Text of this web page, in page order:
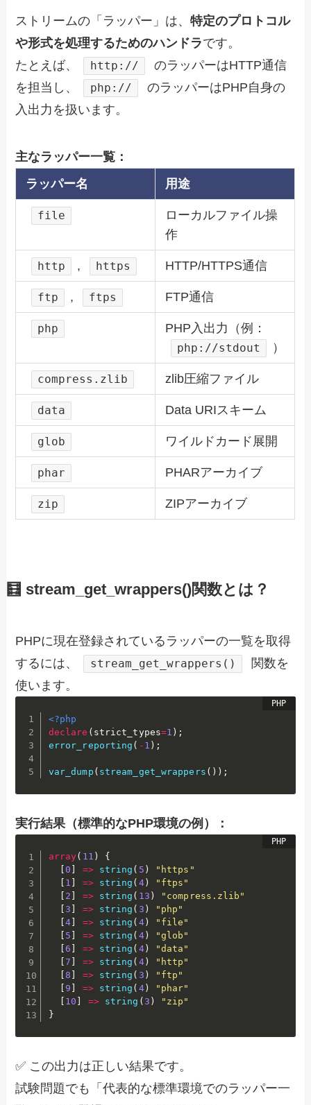
ストリームの「ラッパー」は、特定のプロトコル
や形式を処理するためのハンドラです。
たとえば、
http://
のラッパーはHTTP通信
を担当し、
php://
のラッパーはPHP自身の
入出力を扱います。
主なラッパー一覧：
ラッパー名
用途
file
ローカルファイル操
作
http , https HTTP/HTTPS通信
ftp , ftps FTP通信
php PHP入出力（例：
php://stdout ）
compress.zlib zlib圧縮ファイル
data Data URIスキーム
glob ワイルドカード展開
phar PHARアーカイブ
zip ZIPアーカイブ
🧮 stream_get_wrappers()関数とは？
PHPに現在登録されているラッパーの一覧を取得
するには、
stream_get_wrappers()
関数を
使います。
<?php
declare ( strict_types=1 ) ;
error_reporting ( - 1 ) ;
var_dump ( stream_get_wrappers ( ) ) ;
実行結果（標準的なPHP環境の例）：
array( 11 )
{
[0 => string ( 5 )
"https"
1 => string ( 4)
"ftps"
2 => string ( 13 )
"compress.zlib"
[3 => string ( 3 )
"php"
[4 => string ( 4)
"file"
5 => string ( 4)
"glob"
[6 => string ( 4)
"data"
[7 => string ( 4)
"http"
[8 => string ( 3 )
"ftp"
[9 => string ( 4)
"phar"
10 => string ( 3 )
"zip"
}
✅ この出力は正しい結果です。
試験問題でも「代表的な標準環境でのラッパー一